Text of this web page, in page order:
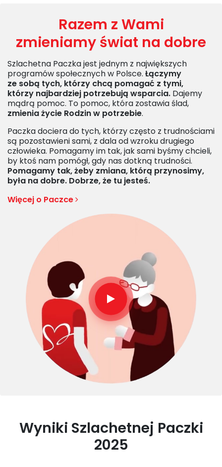
Razem z Wami
zmieniamy świat na dobre
Szlachetna Paczka jest jednym z największych
programów społecznych w Polsce. Łączymy
ze sobą tych, którzy chcą pomagać z tymi,
którzy najbardziej potrzebują wsparcia. Dajemy
mądrą pomoc. To pomoc, która zostawia ślad,
zmienia życie Rodzin w potrzebie.
Paczka dociera do tych, którzy często z trudnościami
są pozostawieni sami, z dala od wzroku drugiego
człowieka. Pomagamy im tak, jak sami byśmy chcieli,
by ktoś nam pomógł, gdy nas dotkną trudności.
Pomagamy tak, żeby zmiana, którą przynosimy,
była na dobre. Dobrze, że tu jesteś.
Więcej o Paczce
Wyniki Szlachetnej Paczki
2025